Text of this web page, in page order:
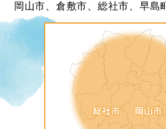
岡山市、倉敷市、総社市、早島町